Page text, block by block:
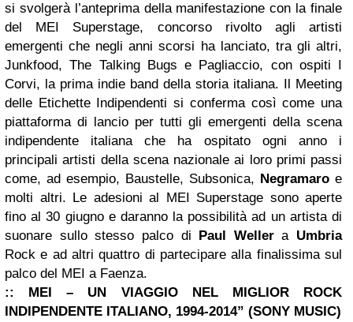
si svolgerà l’anteprima della manifestazione con la finale
del MEI Superstage, concorso rivolto agli artisti
emergenti che negli anni scorsi ha lanciato, tra gli altri,
Junkfood, The Talking Bugs e Pagliaccio, con ospiti I
Corvi, la prima indie band della storia italiana. Il Meeting
delle Etichette Indipendenti si conferma così come una
piattaforma di lancio per tutti gli emergenti della scena
indipendente italiana che ha ospitato ogni anno i
principali artisti della scena nazionale ai loro primi passi
come, ad esempio, Baustelle, Subsonica, Negramaro e
molti altri. Le adesioni al MEI Superstage sono aperte
fino al 30 giugno e daranno la possibilità ad un artista di
suonare sullo stesso palco di Paul Wellera Umbria
Rock e ad altri quattro di partecipare alla finalissima sul
palco del MEI a Faenza.
:: MEI – UN VIAGGIO NEL MIGLIOR ROCK
INDIPENDENTE ITALIANO, 1994-2014” (SONY MUSIC)